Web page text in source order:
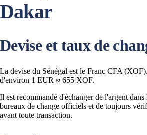
Dakar
Devise et taux de
La devise du Sénégal est le Franc CFA
d'environ 1 EUR ≈ 655 XOF.
Il est recommandé d'échanger de l'argent dans
bureaux de change officiels et de toujours
avant toute transaction​.